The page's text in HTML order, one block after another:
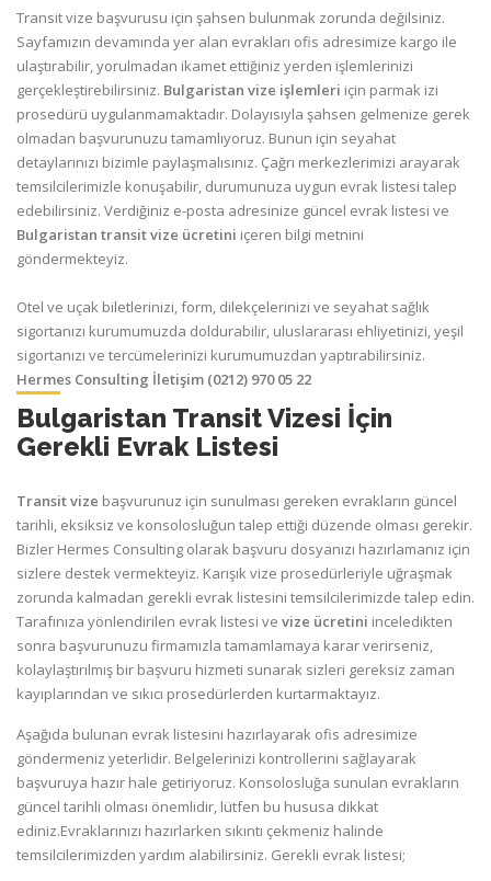
Transit vize başvurusu için şahsen bulunmak zorunda değilsiniz.
Sayfamızın devamında yer alan evrakları ofis adresimize kargo ile
ulaştırabilir, yorulmadan ikamet ettiğiniz yerden işlemlerinizi
gerçekleştirebilirsiniz. Bulgaristan vize işlemleri için parmak izi
prosedürü uygulanmamaktadır. Dolayısıyla şahsen gelmenize gerek
olmadan başvurunuzu tamamlıyoruz. Bunun için seyahat
detaylarınızı bizimle paylaşmalısınız. Çağrı merkezlerimizi arayarak
temsilcilerimizle konuşabilir, durumunuza uygun evrak listesi talep
edebilirsiniz. Verdiğiniz e-posta adresinize güncel evrak listesi ve
Bulgaristan transit vize ücretini içeren bilgi metnini
göndermekteyiz.
Otel ve uçak biletlerinizi, form, dilekçelerinizi ve seyahat sağlık
sigortanızı kurumumuzda doldurabilir, uluslararası ehliyetinizi, yeşil
sigortanızı ve tercümelerinizi kurumumuzdan yaptırabilirsiniz.
Hermes Consulting İletişim (0212) 970 05 22
Bulgaristan Transit Vizesi İçin
Gerekli Evrak Listesi
Transit vize başvurunuz için sunulması gereken evrakların güncel
tarihli, eksiksiz ve konsolosluğun talep ettiği düzende olması gerekir.
Bizler Hermes Consulting olarak başvuru dosyanızı hazırlamanız için
sizlere destek vermekteyiz. Karışık vize prosedürleriyle uğraşmak
zorunda kalmadan gerekli evrak listesini temsilcilerimizde talep edin.
Tarafınıza yönlendirilen evrak listesi ve vize ücretini inceledikten
sonra başvurunuzu firmamızla tamamlamaya karar verirseniz,
kolaylaştırılmış bir başvuru hizmeti sunarak sizleri gereksiz zaman
kayıplarından ve sıkıcı prosedürlerden kurtarmaktayız.
Aşağıda bulunan evrak listesini hazırlayarak ofis adresimize
göndermeniz yeterlidir. Belgelerinizi kontrollerini sağlayarak
başvuruya hazır hale getiriyoruz. Konsolosluğa sunulan evrakların
güncel tarihli olması önemlidir, lütfen bu hususa dikkat
ediniz.Evraklarınızı hazırlarken sıkıntı çekmeniz halinde
temsilcilerimizden yardım alabilirsiniz. Gerekli evrak listesi;